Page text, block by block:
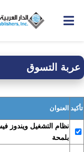
عربة التسوق
تأكيد العنوان
نظام التشغيل ويندوز
بلمحة